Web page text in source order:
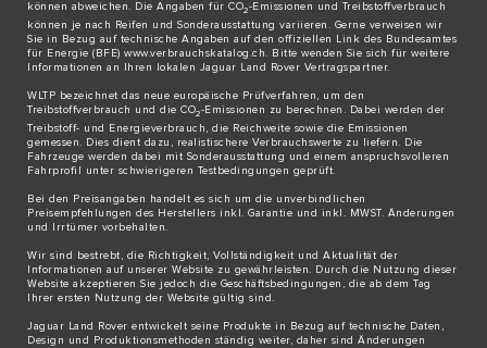
können abweichen. Die Angaben für CO2-Emissionen und Treibstoffverbrauch
können je nach Reifen und Sonderausstattung variieren. Gerne verweisen wir
Sie in Bezug auf technische Angaben auf den offiziellen Link des Bundesamtes
für Energie (BFE) www.verbrauchskatalog.ch. Bitte wenden Sie sich für weitere
Informationen an Ihren lokalen Jaguar Land Rover Vertragspartner.
WLTP bezeichnet das neue europäische Prüfverfahren, um den
Treibstoffverbrauch und die CO2-Emissionen zu berechnen. Dabei werden der
Treibstoff- und Energieverbrauch, die Reichweite sowie die Emissionen
gemessen. Dies dient dazu, realistischere Verbrauchswerte zu liefern. Die
Fahrzeuge werden dabei mit Sonderausstattung und einem anspruchsvolleren
Fahrprofil unter schwierigeren Testbedingungen geprüft.
Bei den Preisangaben handelt es sich um die unverbindlichen
Preisempfehlungen des Herstellers inkl. Garantie und inkl. MWST. Änderungen
und Irrtümer vorbehalten.
Wir sind bestrebt, die Richtigkeit, Vollständigkeit und Aktualität der
Informationen auf unserer Website zu gewährleisten. Durch die Nutzung dieser
Website akzeptieren Sie jedoch die Geschäftsbedingungen, die ab dem Tag
Ihrer ersten Nutzung der Website gültig sind.
Jaguar Land Rover entwickelt seine Produkte in Bezug auf technische Daten,
Design und Produktionsmethoden ständig weiter, daher sind Änderungen